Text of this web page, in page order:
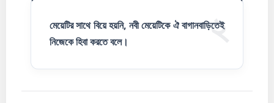
২
মেয়েটির সাথে বিয়ে হয়নি, নবী মেয়েটিকে ঐ বাগানবাড়িতেই
নিজেকে হিবা করতে বলে।